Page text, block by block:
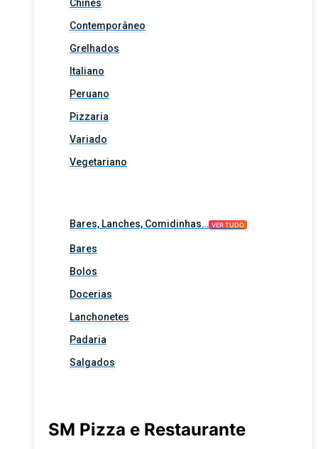
Chinês
Contemporâneo
Grelhados
Italiano
Peruano
Pizzaria
Variado
Vegetariano
Bares, Lanches, Comidinhas… VER TUDO
Bares
Bolos
Docerias
Lanchonetes
Padaria
Salgados
SM Pizza e Restaurante